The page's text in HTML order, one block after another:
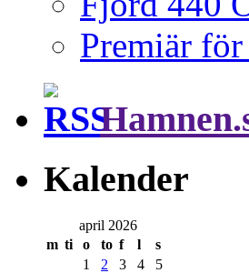
Premiär för
Kalender
april 2026
m ti o to f l s
1 2 3 4
5